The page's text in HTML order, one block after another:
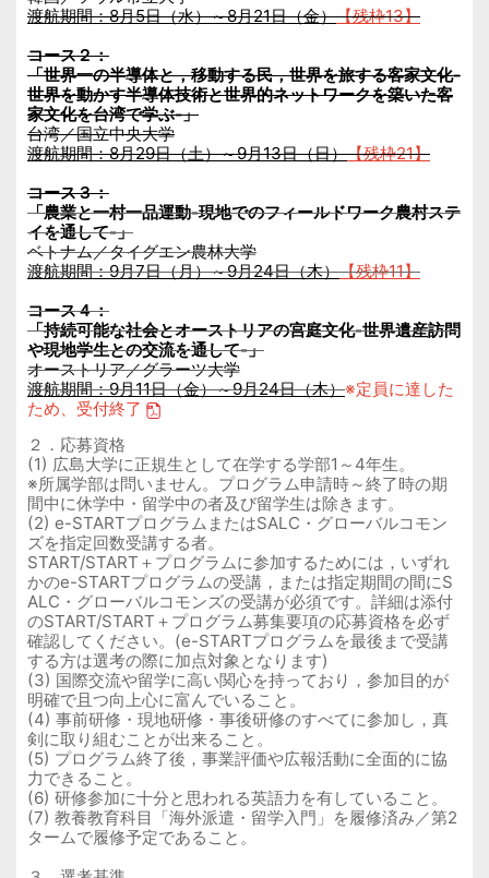
渡航期間：8月5日（水）～8月21日（金）【残枠13】
コース２：
「世界一の半導体と，移動する民，世界を旅する客家文化-
世界を動かす半導体技術と世界的ネットワークを築いた客
家文化を台湾で学ぶ-」
台湾／国立中央大学
渡航期間：8月29日（土）～9月13日（日）【残枠21】
コース３：
「農業と一村一品運動-現地でのフィールドワーク農村ステ
イを通して-」
ベトナム／タイグエン農林大学
渡航期間：9月7日（月）～9月24日（木）【残枠11】
コース４：
「持続可能な社会とオーストリアの宮庭文化-世界遺産訪問
や現地学生との交流を通して-」
オーストリア／グラーツ大学
渡航期間：9月11日（金）～9月24日（木）※定員に達した
ため、受付終了
２．応募資格
(1) 広島大学に正規生として在学する学部1～4年生。
※所属学部は問いません。プログラム申請時～終了時の期
間中に休学中・留学中の者及び留学生は除きます。
(2) e-STARTプログラムまたはSALC・グローバルコモン
ズを指定回数受講する者。
START/START＋プログラムに参加するためには，いずれ
かのe-STARTプログラムの受講，または指定期間の間にS
ALC・グローバルコモンズの受講が必須です。詳細は添付
のSTART/START＋プログラム募集要項の応募資格を必ず
確認してください。(e-STARTプログラムを最後まで受講
する方は選考の際に加点対象となります)
(3) 国際交流や留学に高い関心を持っており，参加目的が
明確で且つ向上心に富んでいること。
(4) 事前研修・現地研修・事後研修のすべてに参加し，真
剣に取り組むことが出来ること。
(5) プログラム終了後，事業評価や広報活動に全面的に協
力できること。
(6) 研修参加に十分と思われる英語力を有していること。
(7) 教養教育科目「海外派遣・留学入門」を履修済み／第2
タームで履修予定であること。